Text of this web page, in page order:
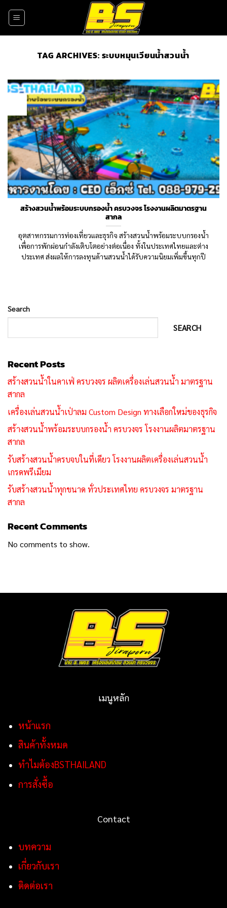
TAG ARCHIVES: ระบบหมุนเวียนน้ำสวนน้ำ
สร้างสวนน้ำพร้อมระบบกรองน้ำ ครบวงจร โรงงานผลิตมาตรฐาน
สากล
อุตสาหกรรมการท่องเที่ยวและธุรกิจ สร้างสวนน้ำพร้อมระบบกรองน้ำ
เพื่อการพักผ่อนกำลังเติบโตอย่างต่อเนื่อง ทั้งในประเทศไทยและต่าง
ประเทศ ส่งผลให้การลงทุนด้านสวนน้ำได้รับความนิยมเพิ่มขึ้นทุกปี
Search
SEARCH
Recent Posts
สร้างสวนน้ำในคาเฟ่ ครบวงจร ผลิตเครื่องเล่นสวนน้ำ มาตรฐาน
สากล
เครื่องเล่นสวนน้ำเป่าลม Custom Design ทางเลือกใหม่ของธุรกิจ
สร้างสวนน้ำพร้อมระบบกรองน้ำ ครบวงจร โรงงานผลิตมาตรฐาน
สากล
รับสร้างสวนน้ำครบจบในที่เดียว โรงงานผลิตเครื่องเล่นสวนน้ำ
เกรดพรีเมียม
รับสร้างสวนน้ำทุกขนาด ทั่วประเทศไทย ครบวงจร มาตรฐาน
สากล
Recent Comments
No comments to show.
เมนูหลัก
หน้าแรก
สินค้าทั้งหมด
ทำไมต้องBSTHAILAND
การสั่งซื้อ
Contact
บทความ
เกี่ยวกับเรา
ติดต่อเรา